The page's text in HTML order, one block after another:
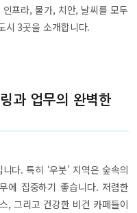
프라, 물가, 치안, 날씨를 모두
시 3곳을 소개합니다.
과 업무의 완벽한
다. 특히 ‘우붓’ 지역은 숲속의
에 집중하기 좋습니다. 저렴한
, 그리고 건강한 비건 카페들이